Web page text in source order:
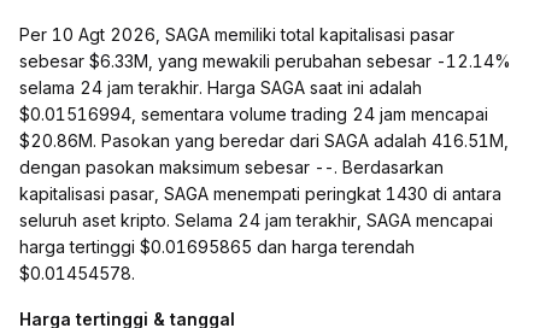
Per 10 Agt 2026, SAGA memiliki total kapitalisasi pasar
sebesar $6.33M, yang mewakili perubahan sebesar -12.14%
selama 24 jam terakhir. Harga SAGA saat ini adalah
$0.01516994, sementara volume trading 24 jam mencapai
$20.86M. Pasokan yang beredar dari SAGA adalah 416.51M,
dengan pasokan maksimum sebesar --. Berdasarkan
kapitalisasi pasar, SAGA menempati peringkat 1430 di antara
seluruh aset kripto. Selama 24 jam terakhir, SAGA mencapai
harga tertinggi $0.01695865 dan harga terendah
$0.01454578.
Harga tertinggi & tanggal